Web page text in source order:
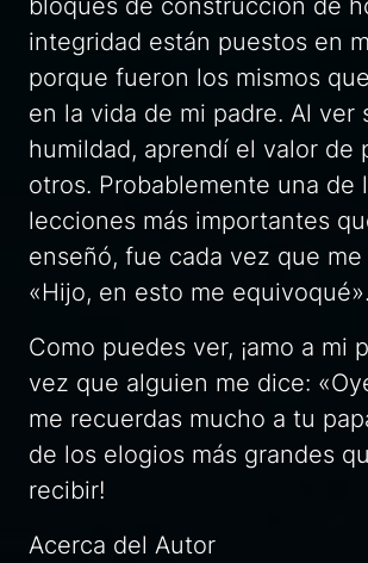
integridad están puestos en
porque fueron los mismos
en la vida de mi padre. Al ver
humildad, aprendí el valor de
otros. Probablemente una de
lecciones más importantes
enseñó, fue cada vez que me
«Hijo, en esto me equivoqué».
Como puedes ver, ¡amo a mi
vez que alguien me dice:
me recuerdas mucho a tu
de los elogios más grandes
recibir!
Acerca del Autor